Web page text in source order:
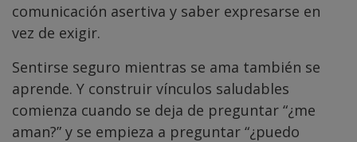
comunicación asertiva y saber expresarse en
vez de exigir.
Sentirse seguro mientras se ama también se
aprende. Y construir vínculos saludables
comienza cuando se deja de preguntar “¿me
aman?” y se empieza a preguntar “¿puedo